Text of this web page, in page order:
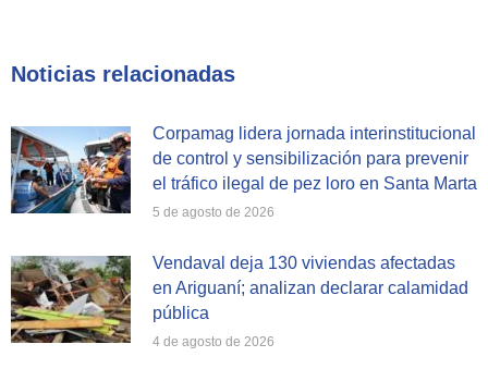
Noticias relacionadas
Corpamag lidera jornada interinstitucional
de control y sensibilización para prevenir
el tráfico ilegal de pez loro en Santa Marta
5 de agosto de 2026
Vendaval deja 130 viviendas afectadas
en Ariguaní; analizan declarar calamidad
pública
4 de agosto de 2026